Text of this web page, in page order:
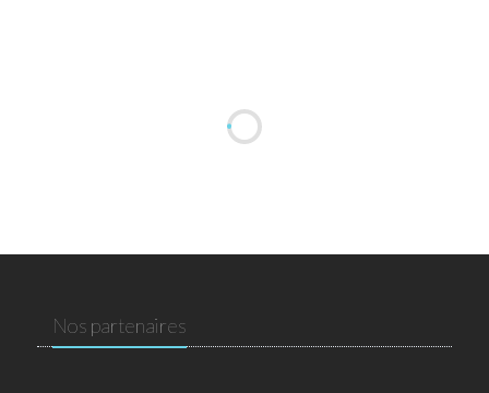
Nos partenaires